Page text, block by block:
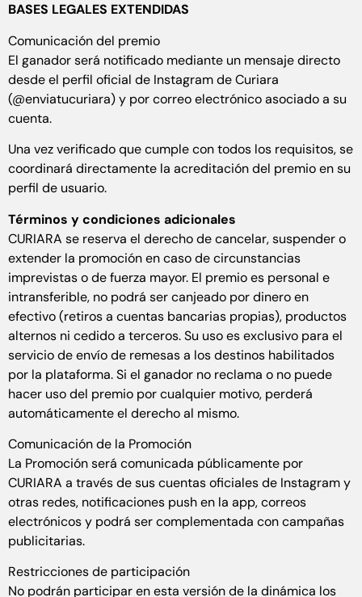
BASES LEGALES EXTENDIDAS
Comunicación del premio
El ganador será notificado mediante un mensaje directo
desde el perfil oficial de Instagram de Curiara
(@enviatucuriara) y por correo electrónico asociado a su
cuenta.
Una vez verificado que cumple con todos los requisitos, se
coordinará directamente la acreditación del premio en su
perfil de usuario.
Términos y condiciones adicionales
CURIARA se reserva el derecho de cancelar, suspender o
extender la promoción en caso de circunstancias
imprevistas o de fuerza mayor. El premio es personal e
intransferible, no podrá ser canjeado por dinero en
efectivo (retiros a cuentas bancarias propias), productos
alternos ni cedido a terceros. Su uso es exclusivo para el
servicio de envío de remesas a los destinos habilitados
por la plataforma. Si el ganador no reclama o no puede
hacer uso del premio por cualquier motivo, perderá
automáticamente el derecho al mismo.
Comunicación de la Promoción
La Promoción será comunicada públicamente por
CURIARA a través de sus cuentas oficiales de Instagram y
otras redes, notificaciones push en la app, correos
electrónicos y podrá ser complementada con campañas
publicitarias.
Restricciones de participación
No podrán participar en esta versión de la dinámica los